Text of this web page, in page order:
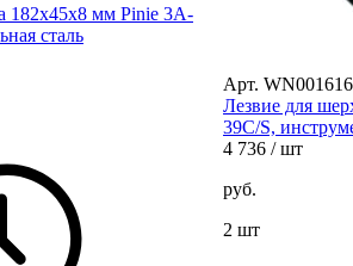
182х45х8 мм Pinie 3A-
сталь
Арт.
Лезвие для
39C/S,
4 736 / шт
руб.
2 шт